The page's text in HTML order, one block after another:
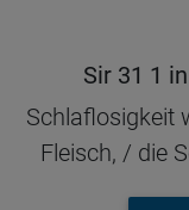
Sir 31 1
Schlaflosigkeit
Fleisch, / die